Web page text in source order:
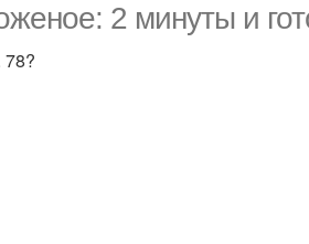
2 минуты и
78?